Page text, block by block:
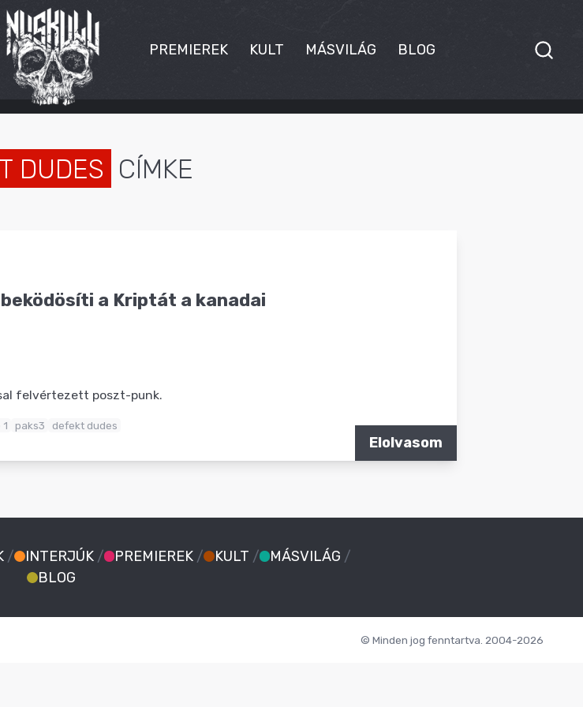
PREMIEREK KULT MÁSVILÁG BLOG
DUDES CÍMKE
a Kriptát a kanadai
felvértezett poszt-punk.
paks3 defekt dudes
Elolvasom
/ INTERJÚK / PREMIEREK / KULT / MÁSVILÁG /
BLOG
© Minden jog fenntartva. 2004-2026